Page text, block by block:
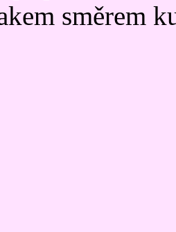
směrem